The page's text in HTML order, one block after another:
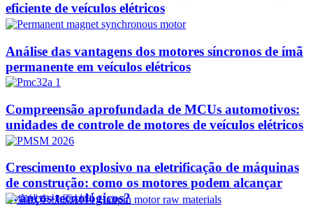
eficiente de veículos elétricos
Análise das vantagens dos motores síncronos de ímã
permanente em veículos elétricos
Compreensão aprofundada de MCUs automotivos:
unidades de controle de motores de veículos elétricos
Crescimento explosivo na eletrificação de máquinas
de construção: como os motores podem alcançar
avanços tecnológicos?​